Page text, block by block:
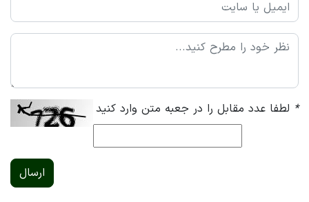
* لطفا عدد مقابل را در جعبه متن وارد کنید
ارسال